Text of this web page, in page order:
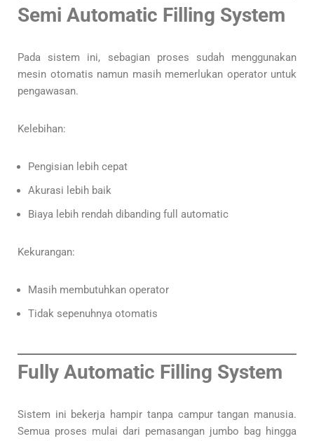
Semi Automatic Filling System
Pada sistem ini, sebagian proses sudah menggunakan
mesin otomatis namun masih memerlukan operator untuk
pengawasan.
Kelebihan:
Pengisian lebih cepat
Akurasi lebih baik
Biaya lebih rendah dibanding full automatic
Kekurangan:
Masih membutuhkan operator
Tidak sepenuhnya otomatis
Fully Automatic Filling System
Sistem ini bekerja hampir tanpa campur tangan manusia.
Semua proses mulai dari pemasangan jumbo bag hingga